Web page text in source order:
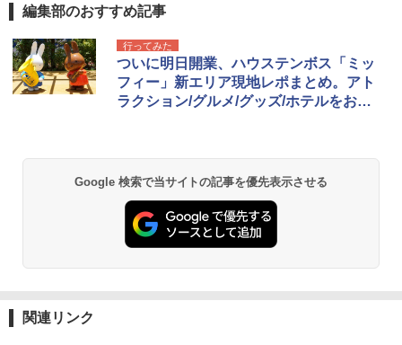
編集部のおすすめ記事
行ってみた
ついに明日開業、ハウステンボス「ミッ
フィー」新エリア現地レポまとめ。アト
ラクション/グルメ/グッズ/ホテルをおさ
Google 検索で当サイトの記事を優先表示させる
関連リンク